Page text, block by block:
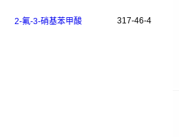
2-氟-3-硝基苯甲酸 317-46-4